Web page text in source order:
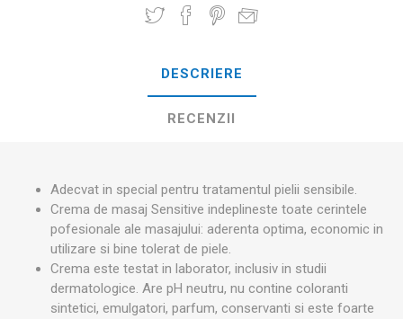
DESCRIERE
RECENZII
Adecvat in special pentru tratamentul pielii sensibile.
Crema de masaj Sensitive indeplineste toate cerintele
pofesionale ale masajului: aderenta optima, economic in
utilizare si bine tolerat de piele.
Crema este testat in laborator, inclusiv in studii
dermatologice. Are pH neutru, nu contine coloranti
sintetici, emulgatori, parfum, conservanti si este foarte